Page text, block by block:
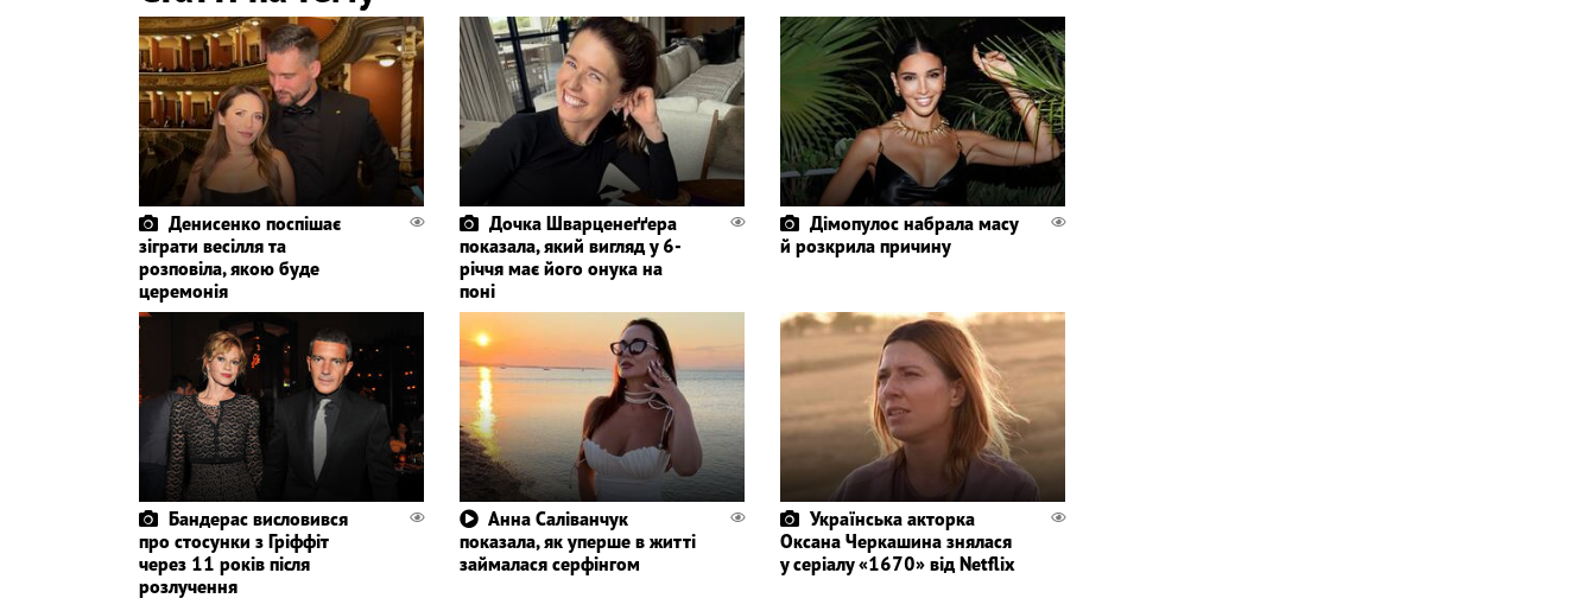
Денисенко поспішає
зіграти весілля та
розповіла, якою буде
церемонія
Дочка Шварценеґґера
показала, який вигляд у 6-
річчя має його онука на
поні
Дімопулос набрала масу
й розкрила причину
Бандерас висловився
про стосунки з Гріффіт
через 11 років після
розлучення
Анна Саліванчук
показала, як уперше в житті
займалася серфінгом
Українська акторка
Оксана Черкашина знялася
у серіалу «1670» від Netflix